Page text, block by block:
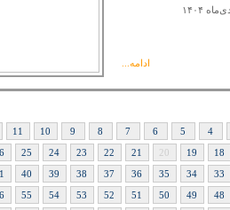
ادامه...
4
5
6
7
8
9
10
11
18
19
20
21
22
23
24
25
33
34
35
36
37
38
39
40
48
49
50
51
52
53
54
55